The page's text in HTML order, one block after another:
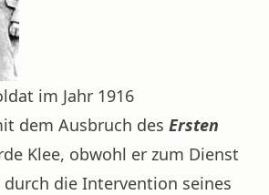
im Jahr 1916
dem Ausbruch des Ersten
Klee, obwohl er zum Dienst
die Intervention seines